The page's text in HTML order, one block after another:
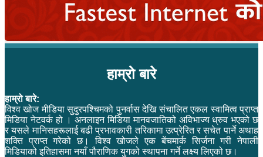
हाम्रो बारे
हाम्रो बारे:
विश्व खोज मीडिया सुदुरपश्चिमको पुनर्वास देखि संचालित एकल स्वामित्व प्राप्त
मिडिया नेटवर्क हो । अनलाइन मिडिया मानवजातिको अविभाज्य ध्रुव भएको छ
र यसले मानिसहरूलाई बढी प्रभावकारी तरिकामा उत्प्रेरित र सचेत पार्ने अथाह
शक्ति प्राप्त गरेको छ। विश्व खोजले एक बेंचमार्क सिर्जना गरी नेपाली
मिडियाको इतिहासमा नयाँ पौराणिक युगको स्थापना गर्ने लक्ष्य लिएको छ।